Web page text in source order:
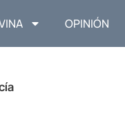
OPINIÓN